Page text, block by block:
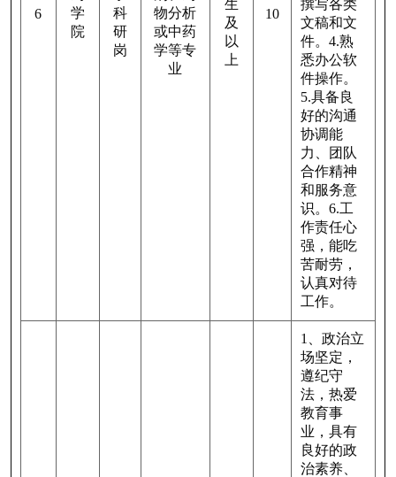
6
学
院
科
研
岗
物分析
或中药
学等专
业
生
及
以
上
10
撰写各类
文稿和文
件。 4.熟
悉办公软
件操作。
5.具备良
好的沟通
协调能
力、团队
合作精神
和服务意
识。 6.工
作责任心
强，能吃
苦耐劳，
认真对待
工作。
1
、政治立
场坚定，
遵纪守
法，热爱
教育事
业，具有
良好的政
治素养、